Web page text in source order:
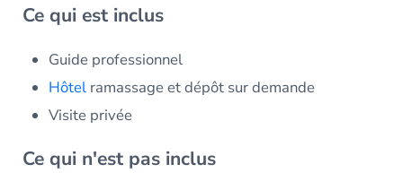
Ce qui est inclus
Guide professionnel
Hôtel ramassage et dépôt sur demande
Visite privée
Ce qui n'est pas inclus